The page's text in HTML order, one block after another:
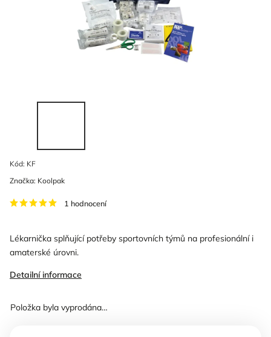
Kód: KF
1 hodnocení
Lékarnička splňující potřeby sportovních týmů na profesionální i
amaterské úrovni.
Detailní informace
Značka: Koolpak
Položka byla vyprodána…